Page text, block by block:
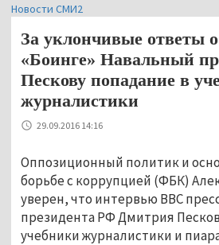
Новости СМИ2
За уклончивые ответы
«Боинге» Навальный
Пескову попадание в
журналистики
29.09.2016 14:16
Оппозиционный политик и
борьбе с коррупцией (ФБК)
уверен, что интервью ВВС
президента РФ Дмитрия
учебники журналистики и